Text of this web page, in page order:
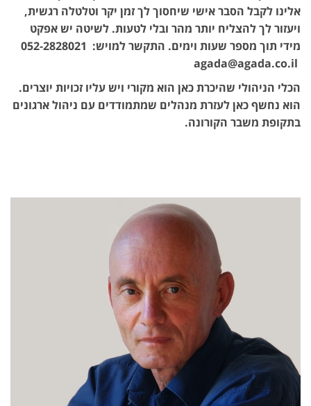
אלינו לקבל הסבר אישי שיחסוך לך זמן יקר וטלטלה רגשית,
ויעזור לך להצליח יותר מהר ובלי לטעות. לשיטה יש אפקט
agada@agada.co.il
הכלי הניהולי שהיכרת כאן הוא מקורי ויש עליו זכויות יוצרים.
הוא נחשף כאן לעזרת מנהלים שמתמודדים עם ניהול ארגונים
בתקופת משבר הקורונה.